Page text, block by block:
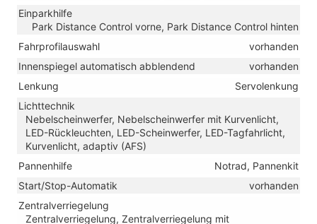
Einparkhilfe
Park Distance Control vorne, Park Distance Control hinten
Fahrprofilauswahl
vorhanden
Innenspiegel automatisch abblendend
vorhanden
Lenkung
Servolenkung
Lichttechnik
Nebelscheinwerfer, Nebelscheinwerfer mit Kurvenlicht,
LED-Rückleuchten, LED-Scheinwerfer, LED-Tagfahrlicht,
Kurvenlicht, adaptiv (AFS)
Pannenhilfe
Notrad, Pannenkit
Start/Stop-Automatik
vorhanden
Zentralverriegelung
Zentralverriegelung, Zentralverriegelung mit